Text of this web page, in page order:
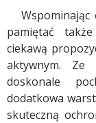
Wspominając
pamiętać
ciekawą
aktywnym. Ze
doskonale
dodatkowa
skuteczną